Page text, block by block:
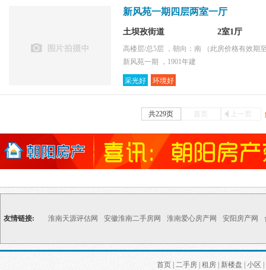
新风苑一期四层两室一厅
土坝孜街道 2室1厅
高楼层/总5层 ，朝向：南
（此房价格有效期
新风苑一期 ，1901年建
采光好 环境好
共229页 首页 上一页
友情链接: 淮南天源评估网 安徽淮南二手房网 淮南爱心房产网 安阳房产网
首页 二手房 租房 新楼盘 小区